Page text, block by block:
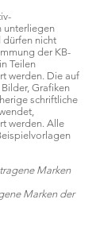
unterliegen
dürfen nicht
der KB-
Teilen
werden. Die auf
Grafiken
schriftliche
werden. Alle
Marken
Marken der